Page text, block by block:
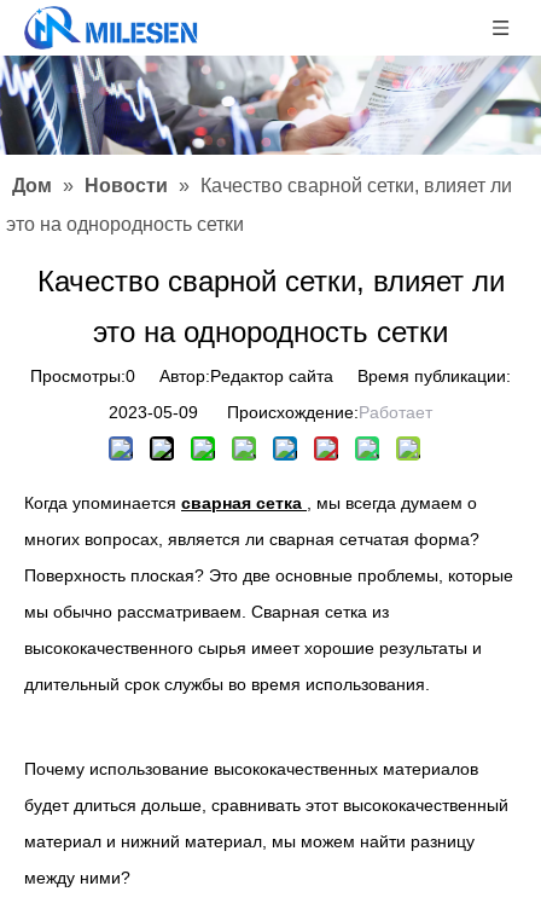
Дом » Новости »
Качество сварной сетки, влияет ли
это на однородность сетки
Качество сварной сетки, влияет ли
это на однородность сетки
Просмотры:0 Автор:Pедактор сайта Время публикации:
2023-05-09 Происхождение:Работает
Когда упоминается сварная сетка , мы всегда думаем о
многих вопросах, является ли сварная сетчатая форма?
Поверхность плоская? Это две основные проблемы, которые
мы обычно рассматриваем. Сварная сетка из
высококачественного сырья имеет хорошие результаты и
длительный срок службы во время использования.
Почему использование высококачественных материалов
будет длиться дольше, сравнивать этот высококачественный
материал и нижний материал, мы можем найти разницу
между ними?